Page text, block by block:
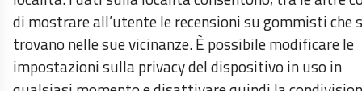
di mostrare all’utente le recensioni su gommisti che
trovano nelle sue vicinanze. È possibile modificare le
impostazioni sulla privacy del dispositivo in uso in